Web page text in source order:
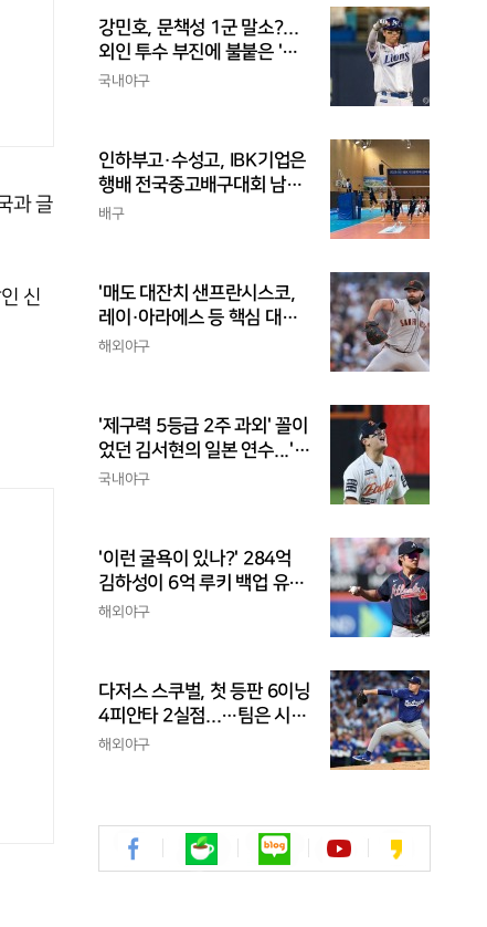
과 글
신
강민호, 문책성 1군 말소?...
외인 투수 부진에 불붙은 '포
수리드론'
국내야구
인하부고·수성고, IBK기업은
행배 전국중고배구대회 남고
부 결승 격돌
배구
'매도 대잔치 샌프란시스코,
레이·아라에스 등 핵심 대거
트레이드...가을 포기
해외야구
'제구력 5등급 2주 과외' 꼴이
었던 김서현의 일본 연수...'종
합검진표'에 불과
국내야구
'이런 굴욕이 있나?' 284억
김하성이 6억 루키 백업 유격
수라니...자비스, 수비도 김하
해외야구
다저스 스쿠벌, 첫 등판 6이닝
4피안타 2실점...…팀은 시즌
최다 5연패
해외야구